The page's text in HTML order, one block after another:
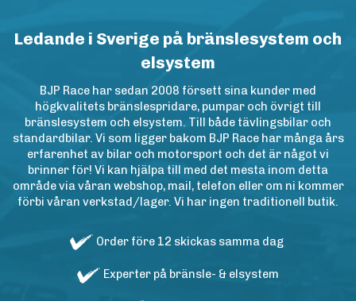
Ledande i Sverige på bränslesystem och
elsystem
BJP Race har sedan 2008 försett sina kunder med
högkvalitets bränslespridare, pumpar och övrigt till
bränslesystem och elsystem. Till både tävlingsbilar och
standardbilar. Vi som ligger bakom BJP Race har många års
erfarenhet av bilar och motorsport och det är något vi
brinner för! Vi kan hjälpa till med det mesta inom detta
område via våran webshop, mail, telefon eller om ni kommer
förbi våran verkstad/lager. Vi har ingen traditionell butik.
Order före 12 skickas samma dag
Experter på bränsle- & elsystem